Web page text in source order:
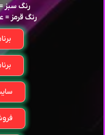
رنگ سبز
رنگ قرمز =